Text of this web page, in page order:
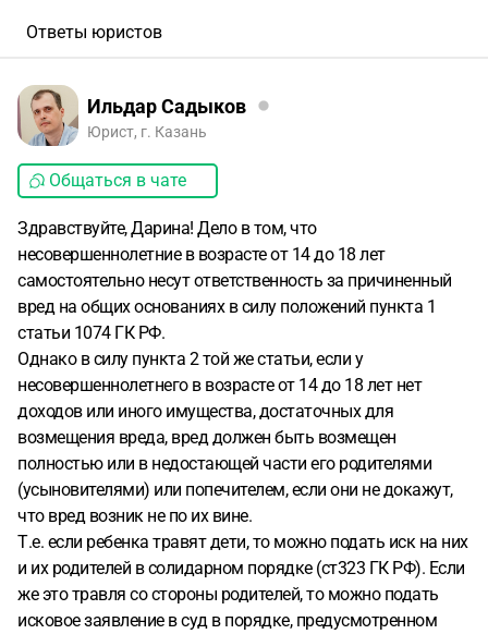
Ответы юристов
Ильдар Садыков
Юрист, г. Казань
Общаться в чате
Здравствуйте, Дарина! Дело в том, что
несовершеннолетние в возрасте от 14 до 18 лет
самостоятельно несут ответственность за причиненный
вред на общих основаниях в силу положений пункта 1
статьи 1074 ГК РФ.
Однако в силу пункта 2 той же статьи, если у
несовершеннолетнего в возрасте от 14 до 18 лет нет
доходов или иного имущества, достаточных для
возмещения вреда, вред должен быть возмещен
полностью или в недостающей части его родителями
(усыновителями) или попечителем, если они не докажут,
что вред возник не по их вине.
Т.е. если ребенка травят дети, то можно подать иск на них
и их родителей в солидарном порядке (ст323 ГК РФ). Если
же это травля со стороны родителей, то можно подать
исковое заявление в суд в порядке, предусмотренном